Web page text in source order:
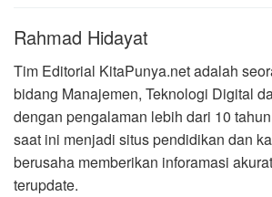
Rahmad Hidayat
Tim Editorial KitaPunya.net adalah
bidang Manajemen, Teknologi Digital
dengan pengalaman lebih dari 10
saat ini menjadi situs pendidikan dan
berusaha memberikan inforamasi
terupdate.